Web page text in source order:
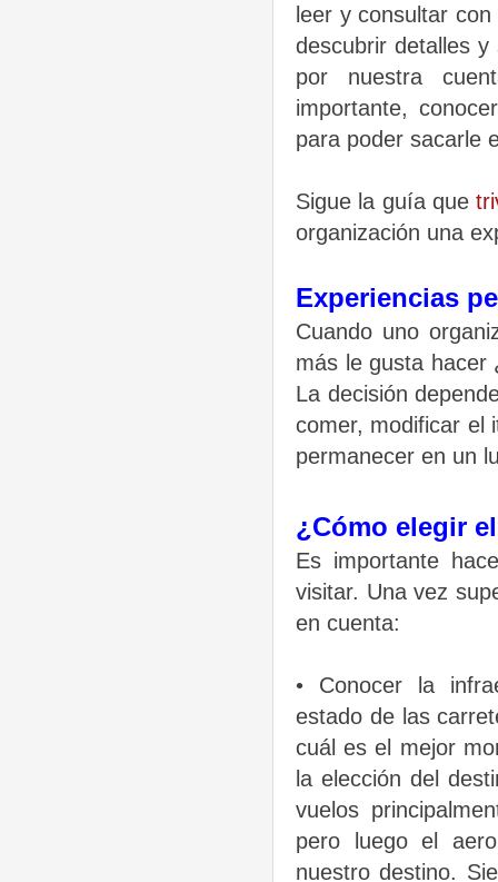
leer y consultar
descubrir detalles
por nuestra
importante,
para poder sacarle
Sigue la guía que
organización una
Experiencias
Cuando uno
más le gusta hacer
La decisión
comer, modificar el
permanecer en un
¿Cómo elegir
Es importante
visitar. Una vez
en cuenta:
• Conocer la
estado de las
cuál es el mejor
la elección del
vuelos
pero luego el
nuestro destino.